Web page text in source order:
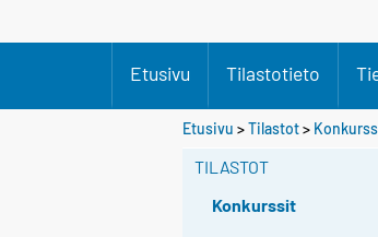
Etusivu Tilastotieto
Etusivu >Tilastot>
TILASTOT
Konkurssit